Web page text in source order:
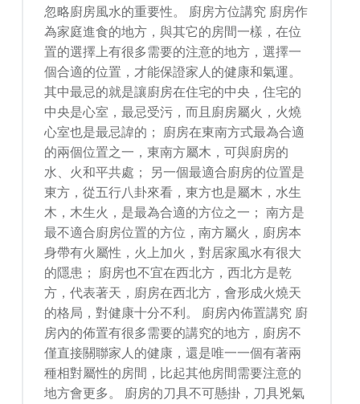
忽略廚房風水的重要性。 廚房方位講究 廚房作
為家庭進食的地方，與其它的房間一樣，在位
置的選擇上有很多需要的注意的地方，選擇一
個合適的位置，才能保證家人的健康和氣運。
其中最忌的就是讓廚房在住宅的中央，住宅的
中央是心室，最忌受污，而且廚房屬火，火燒
心室也是最忌諱的； 廚房在東南方式最為合適
的兩個位置之一，東南方屬木，可與廚房的
水、火和平共處； 另一個最適合廚房的位置是
東方，從五行八卦來看，東方也是屬木，水生
木，木生火，是最為合適的方位之一； 南方是
最不適合廚房位置的方位，南方屬火，廚房本
身帶有火屬性，火上加火，對居家風水有很大
的隱患； 廚房也不宜在西北方，西北方是乾
方，代表著天，廚房在西北方，會形成火燒天
的格局，對健康十分不利。 廚房內佈置講究 廚
房內的佈置有很多需要的講究的地方，廚房不
僅直接關聯家人的健康，還是唯一一個有著兩
種相對屬性的房間，比起其他房間需要注意的
地方會更多。 廚房的刀具不可懸掛，刀具兇氣